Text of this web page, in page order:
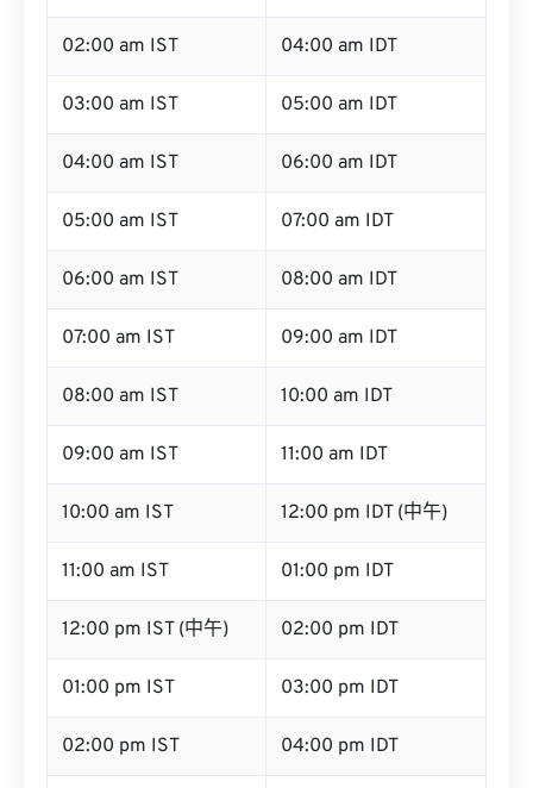
02:00 am IST 04:00 am IDT
03:00 am IST 05:00 am IDT
04:00 am IST 06:00 am IDT
05:00 am IST 07:00 am IDT
06:00 am IST 08:00 am IDT
07:00 am IST 09:00 am IDT
08:00 am IST 10:00 am IDT
09:00 am IST 11:00 am IDT
10:00 am IST 12:00 pm IDT (中午)
11:00 am IST 01:00 pm IDT
12:00 pm IST (中午) 02:00 pm IDT
01:00 pm IST 03:00 pm IDT
02:00 pm IST 04:00 pm IDT